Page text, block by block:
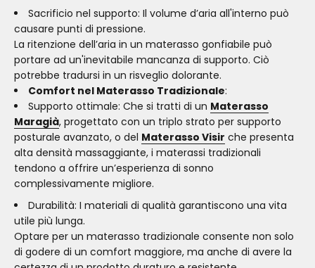
Sacrificio nel supporto: Il volume d’aria all'interno può
causare punti di pressione.
La ritenzione dell’aria in un materasso gonfiabile può
portare ad un'inevitabile mancanza di supporto. Ciò
potrebbe tradursi in un risveglio dolorante.
Comfort nel Materasso Tradizionale:
Supporto ottimale: Che si tratti di un Materasso
Maragià, progettato con un triplo strato per supporto
posturale avanzato, o del Materasso Visir che presenta
alta densità massaggiante, i materassi tradizionali
tendono a offrire un’esperienza di sonno
complessivamente migliore.
Durabilità: I materiali di qualità garantiscono una vita
utile più lunga.
Optare per un materasso tradizionale consente non solo
di godere di un comfort maggiore, ma anche di avere la